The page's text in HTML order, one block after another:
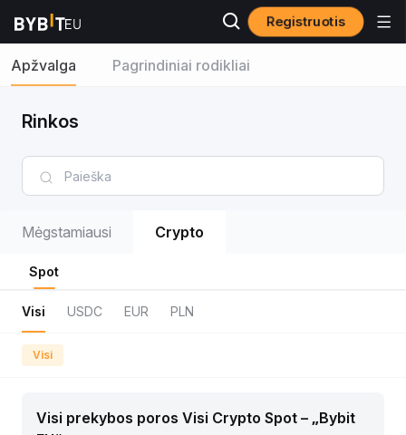
Registruotis
Apžvalga Pagrindiniai rodikliai
Rinkos
Mėgstamiausi Crypto
Spot
Visi USDC EUR PLN
Visi
Visi prekybos poros Visi Crypto Spot – „Bybit